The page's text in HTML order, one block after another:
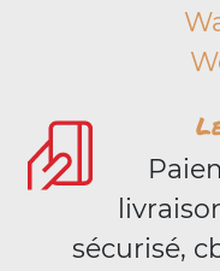
sécurisé,